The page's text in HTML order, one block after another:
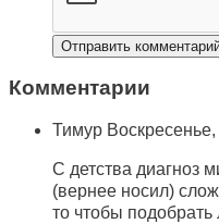
Комментарии
Тимур
С детства диагноз
(вернее носил)
то чтобы